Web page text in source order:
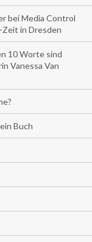
bei Media Control
in Dresden
10 Worte sind
Vanessa Van
Buch